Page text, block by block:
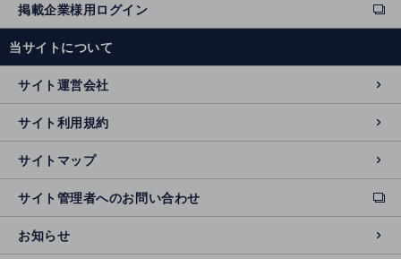
掲載企業様用ログイン
ext
e
n
al
si
t
e
当サイトについて
サイト運営会社
サイト利用規約
サイトマップ
サイト管理者へのお問い合わせ
ext
e
r
お知らせ